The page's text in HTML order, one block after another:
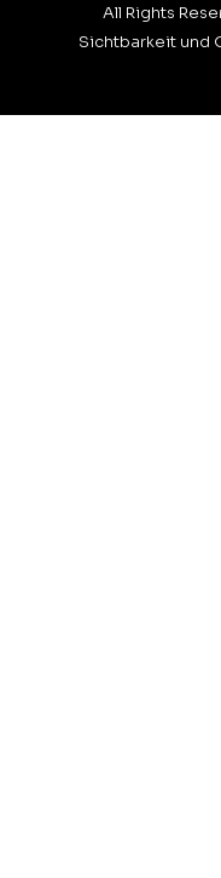
All Rights
Sichtbarkeit und